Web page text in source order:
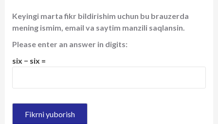
Keyingi marta fikr bildirishim uchun bu brauzerda
mening ismim, email va saytim manzili saqlansin.
Please enter an answer in digits:
six − six =